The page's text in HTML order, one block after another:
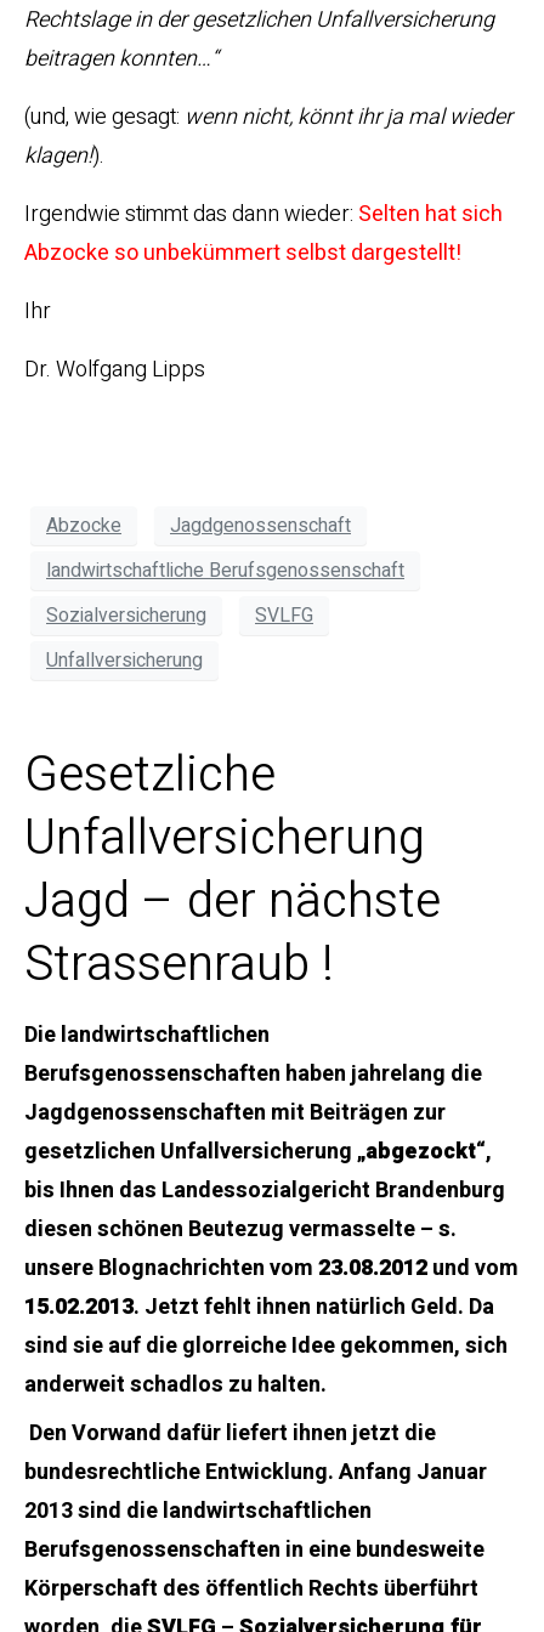
Rechtslage in der gesetzlichen Unfallversicherung
beitragen konnten…“
(und, wie gesagt: wenn nicht, könnt ihr ja mal wieder
klagen!).
Irgendwie stimmt das dann wieder: Selten hat sich
Abzocke so unbekümmert selbst dargestellt!
Ihr
Dr. Wolfgang Lipps
Abzocke
Jagdgenossenschaft
landwirtschaftliche Berufsgenossenschaft
Sozialversicherung
SVLFG
Unfallversicherung
Gesetzliche
Unfallversicherung
Jagd – der nächste
Strassenraub !
Die landwirtschaftlichen
Berufsgenossenschaften haben jahrelang die
Jagdgenossenschaften mit Beiträgen zur
gesetzlichen Unfallversicherung „abgezockt“,
bis Ihnen das Landessozialgericht Brandenburg
diesen schönen Beutezug vermasselte – s.
unsere Blognachrichten vom23.08.2012und vom
15.02.2013. Jetzt fehlt ihnen natürlich Geld. Da
sind sie auf die glorreiche Idee gekommen, sich
anderweit schadlos zu halten.
Den Vorwand dafür liefert ihnen jetzt die
bundesrechtliche Entwicklung. Anfang Januar
2013 sind die landwirtschaftlichen
Berufsgenossenschaften in eine bundesweite
Körperschaft des öffentlich Rechts überführt